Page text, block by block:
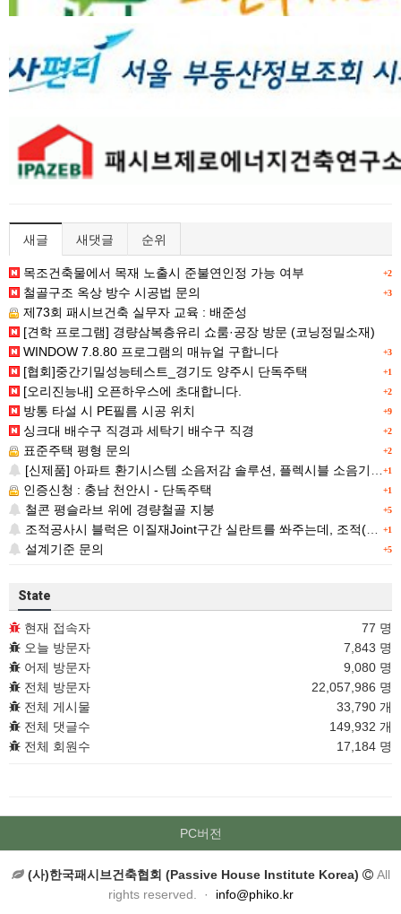
새글 새댓글 순위
+2
목조건축물에서 목재 노출시 준불연인정 가능 여부
+3
철골구조 옥상 방수 시공법 문의
제73회 패시브건축 실무자 교육 : 배준성
[견학 프로그램] 경량삼복층유리 쇼룸·공장 방문 (코닝정밀소재)
+3
WINDOW 7.8.80 프로그램의 매뉴얼 구합니다
+1
[협회]중간기밀성능테스트_경기도 양주시 단독주택
+2
[오리진능내] 오픈하우스에 초대합니다.
+9
방통 타설 시 PE필름 시공 위치
+2
싱크대 배수구 직경과 세탁기 배수구 직경
+2
표준주택 평형 문의
+1
[신제품] 아파트 환기시스템 소음저감 솔루션, 플렉시블 소음기 신규옵션!
+1
인증신청 : 충남 천안시 - 단독주택
+5
철콘 평슬라브 위에 경량철골 지붕
+1
조적공사시 블럭은 이질재Joint구간 실란트를 쏴주는데, 조적(벽돌)은 왜 따로 표기가 없을까요 ?
+5
설계기준 문의
State
현재 접속자
77 명
오늘 방문자
7,843 명
어제 방문자
9,080 명
전체 방문자
22,057,986 명
전체 게시물
33,790 개
전체 댓글수
149,932 개
전체 회원수
17,184 명
PC버전
(사)한국패시브건축협회 (Passive House Institute Korea)
All
rights reserved. · info@phiko.kr